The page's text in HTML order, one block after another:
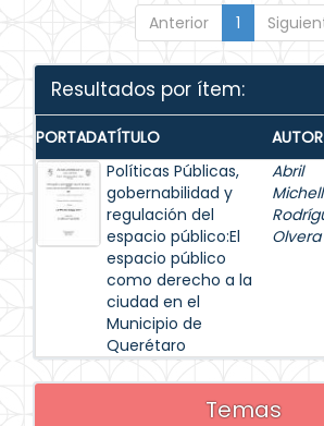
Anterior 1
Resultados por ítem:
PORTADATÍTULO
Políticas Públicas,
gobernabilidad y
regulación del
espacio público:El
espacio público
como derecho a la
ciudad en el
Municipio de
Querétaro
Abril
Olvera
Temas